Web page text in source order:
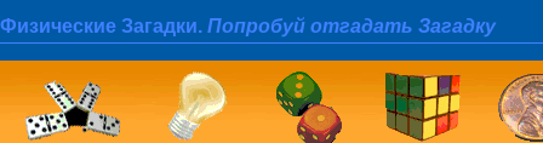
Физические Загадки. Попробуй отгадать Загадку